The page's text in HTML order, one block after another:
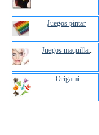
Juegos pintar
Juegos maquillar.
Origami